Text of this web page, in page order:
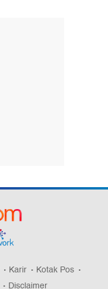
Karir
Kotak Pos
Disclaimer